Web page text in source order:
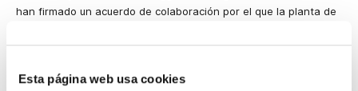
Esta página web usa cookies
han firmado un acuerdo de colaboración por el que la planta de
responsabilidad social, la programación cultural y social de la